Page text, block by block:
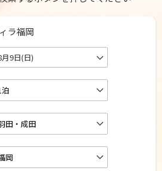
ラ福岡
月9日(日)